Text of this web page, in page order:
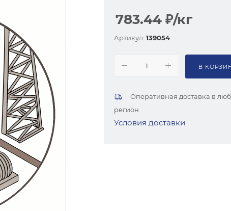
783.44 ₽/кг
Артикул: 139054
В
Оперативная доставка в
регион
Условия доставки